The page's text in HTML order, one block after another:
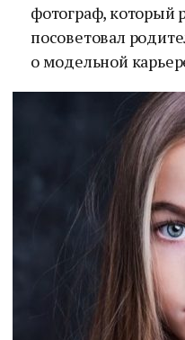
фотограф, который
посоветовал
о модельной